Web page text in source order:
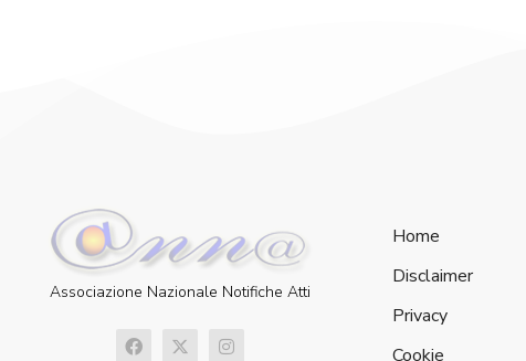
Associazione Nazionale Notifiche Atti
Home
Disclaimer
Privacy
Cookie